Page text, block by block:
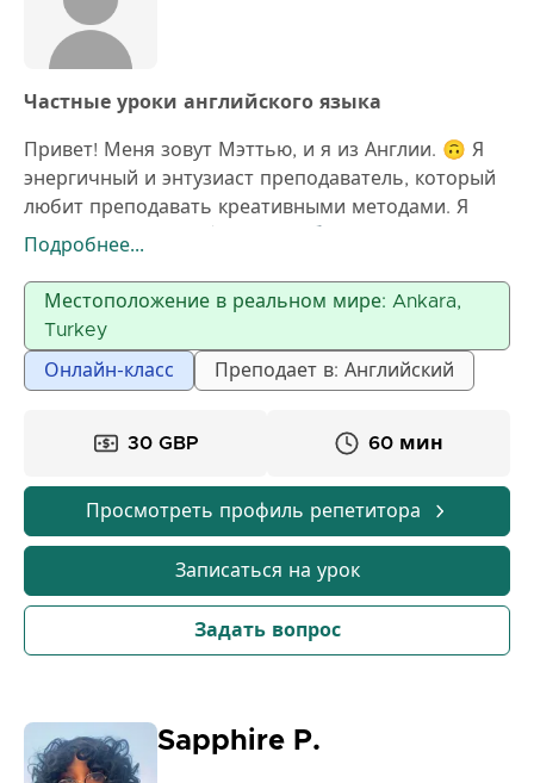
Частные уроки английского языка
Привет! Меня зовут Мэттью, и я из Англии. 🙃 Я
энергичный и энтузиаст преподаватель, который
любит преподавать креативными методами. Я
использую видео 📹, музыку 🎵 и игры 🎮, чтобы
Мне также нравится использовать личные
интересы моих учеников на занятиях, что
означает, что мои занятия будут адаптированы
под вашу личность!
Подробнее...
Местоположение в реальном мире: Ankara,
Turkey
Онлайн-класс Преподает в: Английский
30 GBP 60 мин
Просмотреть профиль репетитора
Записаться на урок
Задать вопрос
Sapphire P.